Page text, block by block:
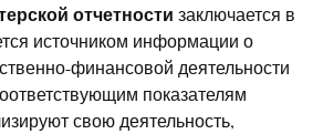
отчетности заключается в
источником информации о
финансовой деятельности
показателям
свою деятельность,